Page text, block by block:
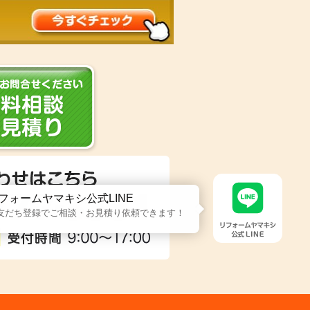
ォームヤマキシ公式LINE
だち登録でご相談・お見積り依頼できます！